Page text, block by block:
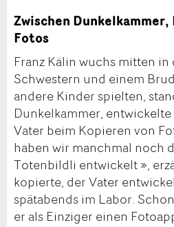
Zwischen
Fotos
Franz Kälin wuchs mitten
Schwestern und einem
andere Kinder spielten,
Dunkelkammer,
Vater beim Kopieren von
haben wir manchmal noch
Totenbildli entwickelt »,
kopierte, der Vater
spätabends im Labor.
er als Einziger einen